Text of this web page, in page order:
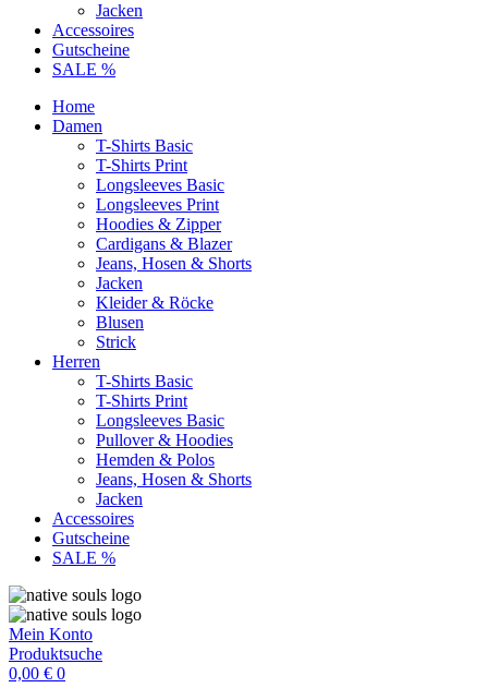
Jacken
Accessoires
Gutscheine
SALE %
Home
Damen
T-Shirts Basic
T-Shirts Print
Longsleeves Basic
Longsleeves Print
Hoodies & Zipper
Cardigans & Blazer
Jeans, Hosen & Shorts
Jacken
Kleider & Röcke
Blusen
Strick
Herren
T-Shirts Basic
T-Shirts Print
Longsleeves Basic
Pullover & Hoodies
Hemden & Polos
Jeans, Hosen & Shorts
Jacken
Accessoires
Gutscheine
SALE %
Mein Konto
Produktsuche
0,00 € 0